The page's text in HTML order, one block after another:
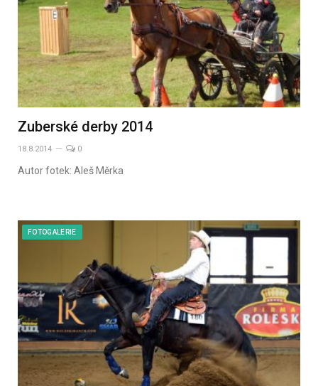
Zuberské derby 2014
18.8.2014 0
Autor fotek: Aleš Měrka
FOTOGALERIE